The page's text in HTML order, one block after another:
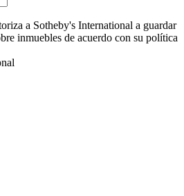
a Sotheby's International a guardar
inmuebles de acuerdo con su política